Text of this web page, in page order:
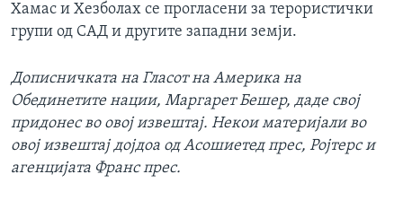
Хамас и Хезболах се прогласени за терористички
групи од САД и другите западни земји.
Дописничката на Гласот на Америка на
Обединетите нации, Маргарет Бешер, даде свој
придонес во овој извештај. Некои материјали во
овој извештај дојдоа од Асошиетед прес, Ројтерс и
агенцијата Франс прес.